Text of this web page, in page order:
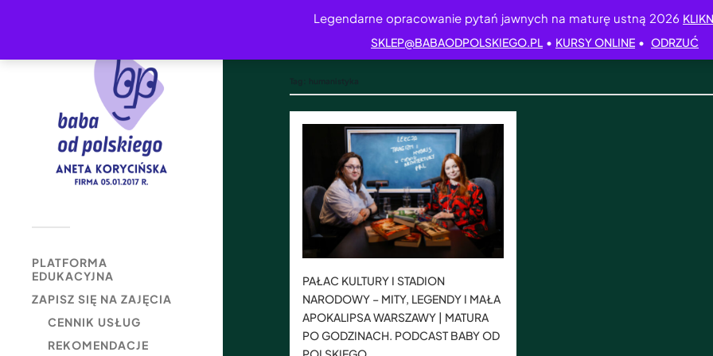
Legendarne opracowanie pytań jawnych na maturę ustną 2026
SKLEP@BABAODPOLSKIEGO.PL • KURSY ONLINE • ODRZUĆ
PLATFORMA
EDUKACYJNA
ZAPISZ SIĘ NA ZAJĘCIA
CENNIK USŁUG
REKOMENDACJE
PAŁAC KULTURY I STADION
NARODOWY – MITY, LEGENDY I MAŁA
APOKALIPSA WARSZAWY | MATURA
PO GODZINACH. PODCAST BABY OD